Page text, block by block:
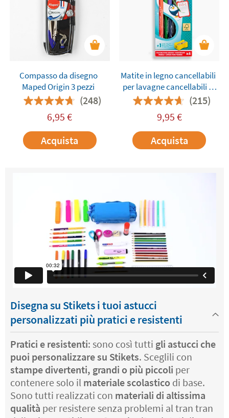
Compasso da disegno
Maped Origin 3 pezzi
(248)
6,95 €
Acquista
Matite in legno cancellabili
per lavagne cancellabili a
secco Maped(215)
9,95 €
Acquista
Disegna su Stikets i tuoi astucci
personalizzati più pratici e resistenti
Pratici e resistenti: sono così tutti gli astucci che
puoi personalizzare su Stikets. Sceglili con
stampe divertenti, grandi o più piccoli per
contenere solo il materiale scolastico di base.
Sono tutti realizzati con materiali di altissima
qualità per resistere senza problemi al tran tran